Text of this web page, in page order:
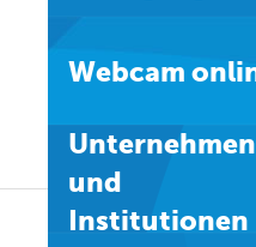
Webcam
Unternehmen
und
Institutionen